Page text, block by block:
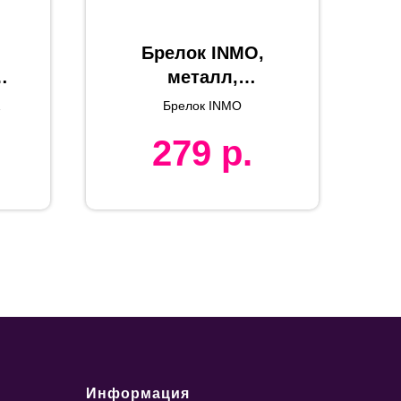
Брелок INMO,
металл,
3.6*3.6*0.5см
Брелок INMO
279 р.
Информация